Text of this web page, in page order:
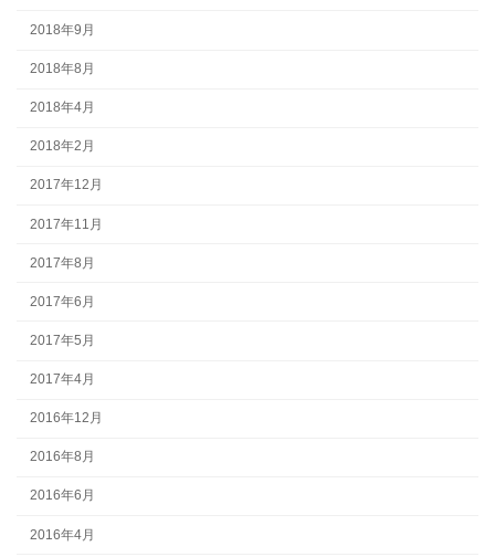
2018年9月
2018年8月
2018年4月
2018年2月
2017年12月
2017年11月
2017年8月
2017年6月
2017年5月
2017年4月
2016年12月
2016年8月
2016年6月
2016年4月